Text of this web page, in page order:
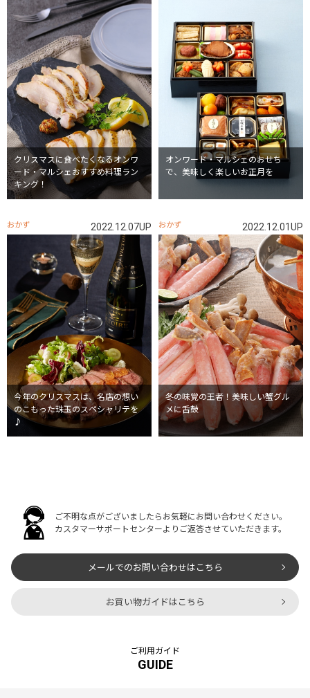
クリスマスに食べたくなるオンワ
ード・マルシェおすすめ料理ラン
キング！
オンワード・マルシェのおせち
で、美味しく楽しいお正月を
今年のクリスマスは、名店の想い
のこもった珠玉のスペシャリテを
♪
おかず 2022.12.07UP
冬の味覚の王者！美味しい蟹グル
メに舌鼓
おかず 2022.12.01UP
ご不明な点がございましたらお気軽にお問い合わせください。
カスタマーサポートセンターよりご返答させていただきます。
メールでのお問い合わせはこちら
お買い物ガイドはこちら
ご利用ガイド
GUIDE